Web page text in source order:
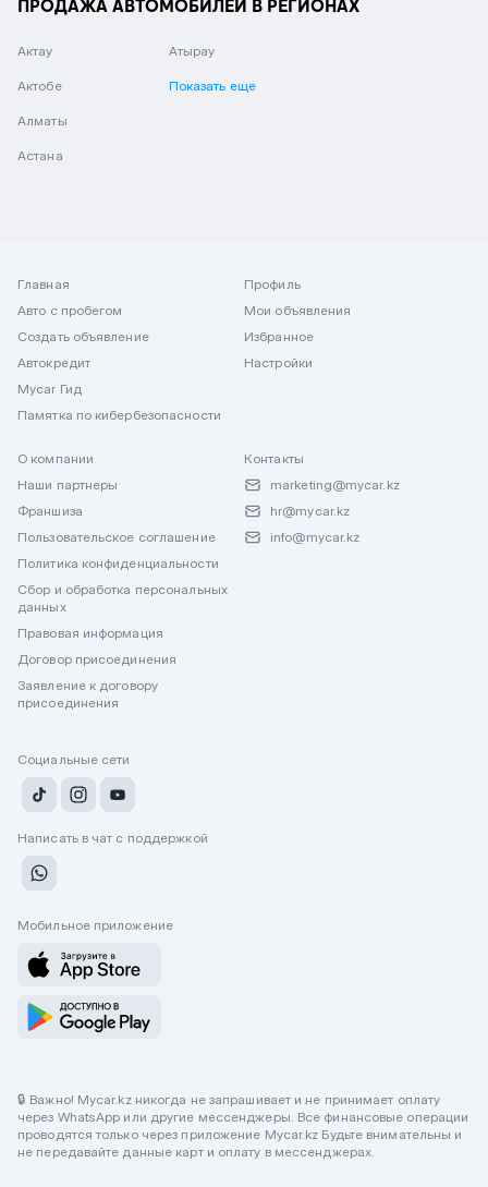
ПРОДАЖА АВТОМОБИЛЕЙ В РЕГИОНАХ
Актау
Актобе
Алматы
Астана
Атырау
Показать еще
Главная
Авто с пробегом
Создать объявление
Автокредит
Mycar Гид
Памятка по кибербезопасности
Профиль
Мои объявления
Избранное
Настройки
О компании
Наши партнеры
Франшиза
Пользовательское соглашение
Политика конфиденциальности
Сбор и обработка персональных
данных
Правовая информация
Договор присоединения
Заявление к договору
присоединения
Контакты
marketing@mycar.kz
hr@mycar.kz
info@mycar.kz
Социальные сети
Написать в чат с поддержкой
Мобильное приложение
🔒 Важно! Mycar.kz никогда не запрашивает и не принимает оплату
через WhatsApp или другие мессенджеры. Все финансовые операции
проводятся только через приложение Mycar.kz Будьте внимательны и
не передавайте данные карт и оплату в мессенджерах.